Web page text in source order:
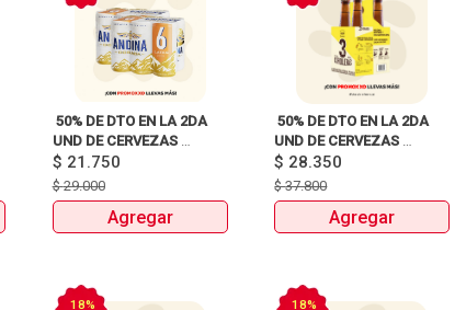
50% DE DTO EN LA 2DA
UND DE CERVEZAS
SIXPACKS Y UNIDAD
HEINEKEN, SOL, 3
CORDILLERAS, ANDINA,
MILLER Y MITICA
$ 21.750
$29.000
Agregar
50% DE DTO EN LA 2DA
UND DE CERVEZAS
SIXPACKS Y UNIDAD
HEINEKEN, SOL, 3
CORDILLERAS, ANDINA,
MILLER Y MITICA
$ 28.350
$37.800
Agregar
18%
18%